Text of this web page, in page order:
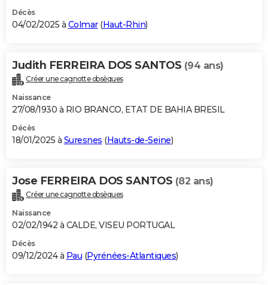
Décès
04/02/2025 à Colmar(Haut-Rhin)
Judith FERREIRA DOS SANTOS (94 ans)
Créer une cagnotte obsèques
Naissance
27/08/1930 à RIO BRANCO, ETAT DE BAHIA BRESIL
Décès
18/01/2025 à Suresnes (Hauts-de-Seine)
Jose FERREIRA DOS SANTOS (82 ans)
Créer une cagnotte obsèques
Naissance
02/02/1942 à CALDE, VISEU PORTUGAL
Décès
09/12/2024 à Pau (Pyrénées-Atlantiques)